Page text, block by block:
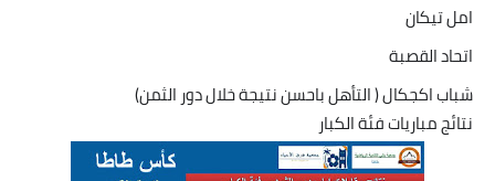
امل تيكان
اتحاد القصبة
شباب اكجكال ( التأهل باحسن نتيجة خلال دور الثمن)
نتائج مباريات فئة الكبار